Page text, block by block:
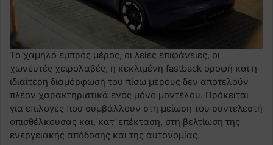
Το χαμηλό εμπρός μέρος, οι λείες επιφάνειες, οι
χωνευτές χειρολαβές, η κεκλιμένη fastback οροφή και η
ιδιαίτερη διαμόρφωση του πίσω μέρους δεν αποτελούν
πλέον χαρακτηριστικά ενός μόνο μοντέλου. Πρόκειται
για επιλογές που συμβάλλουν στη μείωση του συντελεστή
οπισθέλκουσας και, κατ’ επέκταση, στη βελτίωση της
ενεργειακής απόδοσης και της αυτονομίας.